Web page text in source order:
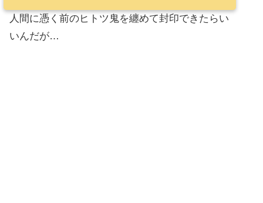
人間に憑く前のヒトツ鬼を纏めて封印できたらい
いんだが…